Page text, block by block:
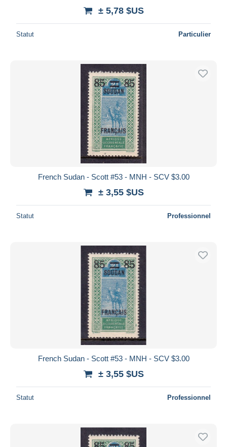
± 5,78 $US
Statut Particulier
French Sudan - Scott #53 - MNH - SCV $3.00
± 3,55 $US
Statut Professionnel
French Sudan - Scott #53 - MNH - SCV $3.00
± 3,55 $US
Statut Professionnel